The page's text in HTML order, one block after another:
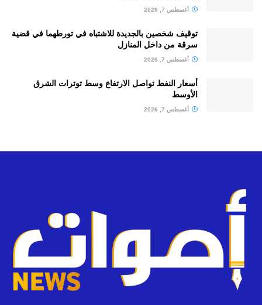
أغسطس 7, 2026
توقيف شخصين بالجديدة للاشتباه في تورطهما في قضية
سرقة من داخل المنازل
أغسطس 7, 2026
أسعار النفط تواصل الارتفاع وسط توترات الشرق
الأوسط
أغسطس 7, 2026